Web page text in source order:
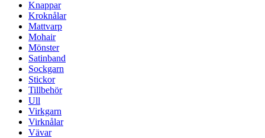
Knappar
Kroknålar
Mattvarp
Mohair
Mönster
Satinband
Sockgarn
Stickor
Tillbehör
Ull
Virkgarn
Virknålar
Vävar